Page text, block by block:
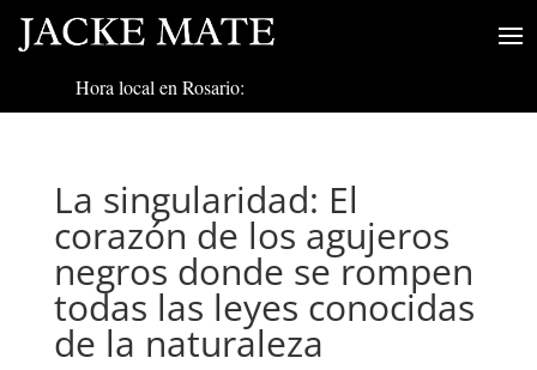
Hora local en Rosario:
La singularidad: El
corazón de los agujeros
negros donde se rompen
todas las leyes conocidas
de la naturaleza